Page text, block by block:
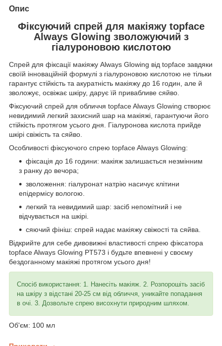
Опис
Фіксуючий спрей для макіяжу topface
Always Glowing зволожуючий з
гіалуроновою кислотою
Спрей для фіксації макіяжу Always Glowing від topface завдяки
своїй інноваційній формулі з гіалуроновою кислотою не тільки
гарантує стійкість та акуратність макіяжу до 16 годин, але й
зволожує, освіжає шкіру, дарує їй привабливе сяйво.
Фіксуючий спрей для обличчя topface Always Glowing створює
невидимий легкий захисний шар на макіяжі, гарантуючи його
стійкість протягом усього дня. Гіалуронова кислота прийде
шкірі свіжість та сяйво.
Особливості фіксуючого спрею topface Always Glowing:
фіксація до 16 години: макіяж залишається незмінним
з ранку до вечора;
зволоження: гіалуронат натрію насичує клітини
епідермісу вологою.
легкий та невидимий шар: засіб непомітний і не
відчувається на шкірі.
сяючий фініш: спрей надає макіяжу свіжості та сяйва.
Відкрийте для себе дивовижні властивості спрею фіксатора
topface Always Glowing PT573 і будьте впевнені у своєму
бездоганному макіяжі протягом усього дня!
Спосіб використання: 1. Нанесіть макіяж. 2. Розпорошіть засіб
на шкіру з відстані 20-25 см від обличчя, уникайте попадання
в очі. 3. Дозвольте спрею висохнути природним шляхом.
Об'єм: 100 мл